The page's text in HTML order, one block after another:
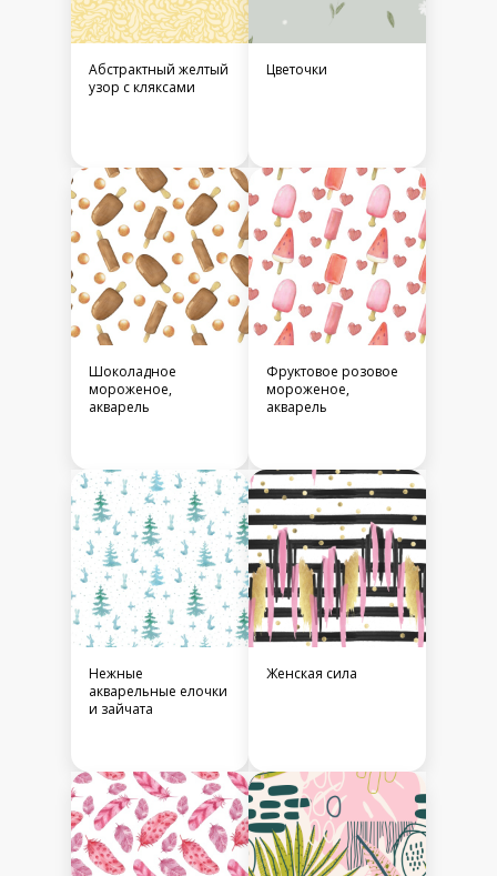
Абстрактный желтый
узор с кляксами
Цветочки
Шоколадное
мороженое,
акварель
Фруктовое розовое
мороженое,
акварель
Нежные
акварельные елочки
и зайчата
Женская сила